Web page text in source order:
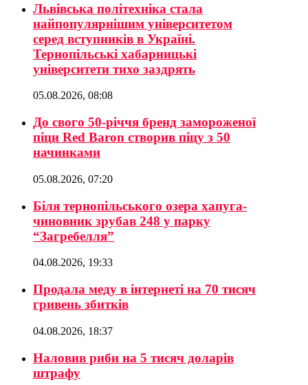
Львівська політехніка стала
найпопулярнішим університетом
серед вступників в Україні.
Тернопільські хабарницькі
університети тихо заздрять
05.08.2026, 08:08
До свого 50-річчя бренд замороженої
піци Red Baron створив піцу з 50
начинками
05.08.2026, 07:20
Біля тернопільського озера хапуга-
чиновник зрубав 248 у парку
“Загребелля”
04.08.2026, 19:33
Продала меду в інтернеті на 70 тисяч
гривень збитків
04.08.2026, 18:37
Наловив риби на 5 тисяч доларів
штрафу